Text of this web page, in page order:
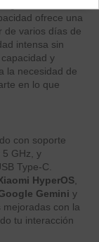
ofrece una
de varios días de
intensa sin
y
la necesidad de
en lo que
con soporte
5 GHz, y
Type-C.
HyperOS,
Gemini y
mejoradas con la
tu interacción